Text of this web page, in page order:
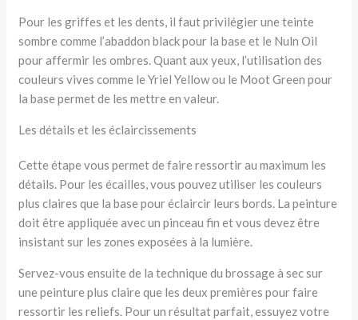
Pour les griffes et les dents, il faut privilégier une teinte
sombre comme l’abaddon black pour la base et le Nuln Oil
pour affermir les ombres. Quant aux yeux, l’utilisation des
couleurs vives comme le Yriel Yellow ou le Moot Green pour
la base permet de les mettre en valeur.
Les détails et les éclaircissements
Cette étape vous permet de faire ressortir au maximum les
détails. Pour les écailles, vous pouvez utiliser les couleurs
plus claires que la base pour éclaircir leurs bords. La peinture
doit être appliquée avec un pinceau fin et vous devez être
insistant sur les zones exposées à la lumière.
Servez-vous ensuite de la technique du brossage à sec sur
une peinture plus claire que les deux premières pour faire
ressortir les reliefs. Pour un résultat parfait, essuyez votre